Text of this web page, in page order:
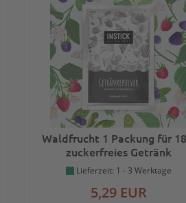
Waldfrucht 1 Packung für
zuckerfreies Getränk
Lieferzeit: 1 - 3 Werktage
5,29 EUR